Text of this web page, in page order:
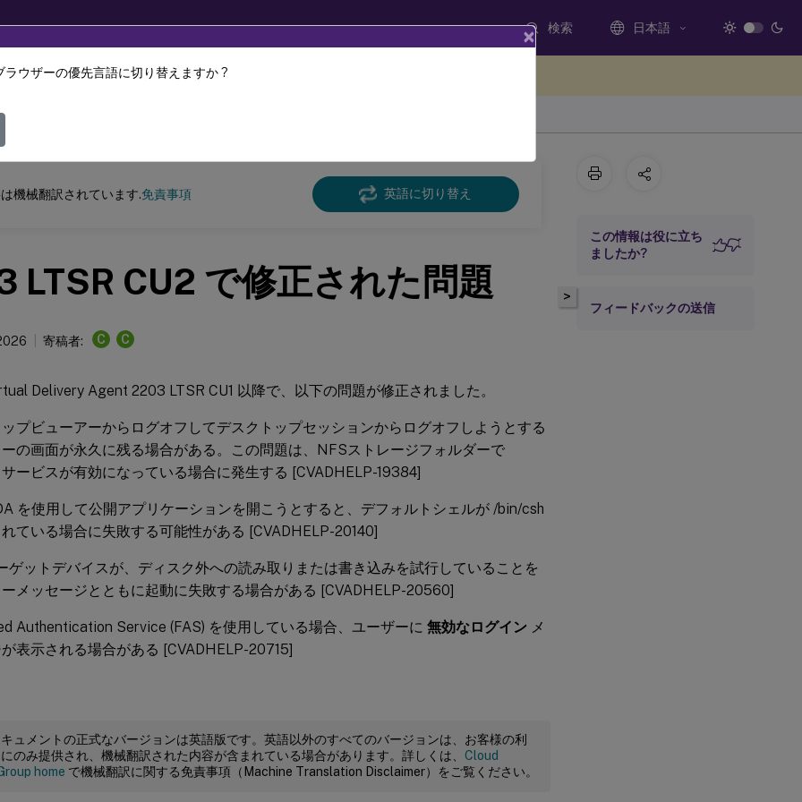
検索 日本語
動的に機械翻訳されています。
ス バーチャル デリバリー エージェント
機械翻訳されています.免責事項 英語に切り替え
LTSR CU2 で修正された問題
寄稿者: C C
Delivery Agent 2203 LTSR CU1 以降で、以下の問題が修正されました。
プビューアーからログオフしてデスクトップセッションからログオフしようとする
の画面が永久に残る場合がある。この問題は、NFSストレージフォルダーで
ービスが有効になっている場合に発生する [CVADHELP-19384]
を使用して公開アプリケーションを開こうとすると、デフォルトシェルが /bin/csh
ている場合に失敗する可能性がある [CVADHELP-20140]
ゲットデバイスが、ディスク外への読み取りまたは書き込みを試行していることを
メッセージとともに起動に失敗する場合がある [CVADHELP-20560]
Authentication Service (FAS) を使用している場合、ユーザーに 無効なログイン メ
表示される場合がある [CVADHELP-20715]
ュメントの正式なバージョンは英語版です。英語以外のすべてのバージョンは、お客様の利
のみ提供され、機械翻訳された内容が含まれている場合があります。詳しくは、 Cloud
home で機械翻訳に関する免責事項（Machine Translation Disclaimer）をご覧ください。
>
この情報は役に立ち
ましたか?
フィードバックの送信
×
ラウザーの優先言語に切り替えますか ?